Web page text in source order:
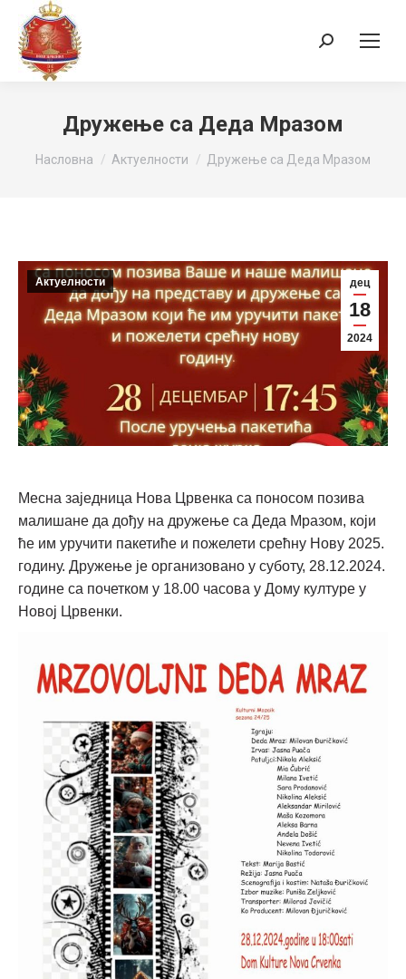
Search:
Дружење са Деда Мразом
You are here:
Насловна Актуелности Дружење са Деда Мразом
дец
18
2024
Актуелности
Месна заједница Нова Црвенка са поносом позива
малишане да дођу на дружење са Деда Мразом, који
ће им уручити пакетиће и пожелети срећну Нову 2025.
годину. Дружење је организовано у суботу, 28.12.2024.
године са почетком у 18.00 часова у Дому културе у
Новој Црвенки.